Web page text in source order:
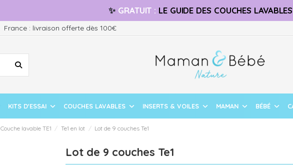
✨ GRATUIT : LE GUIDE DES COUCHES LAVABLES
France : livraison offerte dès 100€
KITS D'ESSAI COUCHES LAVABLES INSERTS & VOILES MAMAN BÉBÉ
Couche lavable TE1 Te1 en lot Lot de 9 couches Te1
Lot de 9 couches Te1